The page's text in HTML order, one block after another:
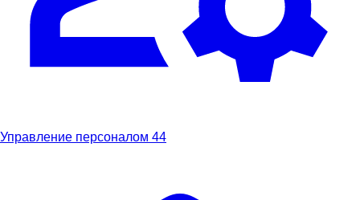
Управление персоналом 44